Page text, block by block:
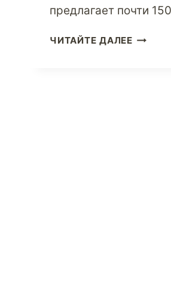
предлагает почти
ЧИТАЙТЕ ДАЛЕЕСТАНЬТЕ